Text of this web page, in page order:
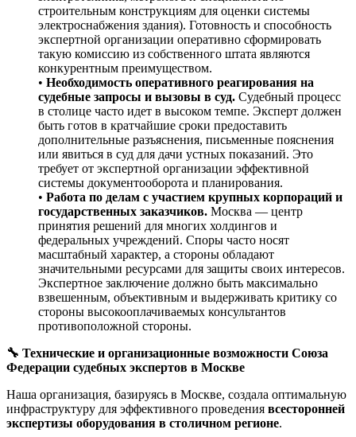
строительным конструкциям для оценки системы
электроснабжения здания). Готовность и способность
экспертной организации оперативно сформировать
такую комиссию из собственного штата являются
конкурентным преимуществом.
• Необходимость оперативного реагирования на
судебные запросы и вызовы в суд. Судебный процесс
в столице часто идет в высоком темпе. Эксперт должен
быть готов в кратчайшие сроки предоставить
дополнительные разъяснения, письменные пояснения
или явиться в суд для дачи устных показаний. Это
требует от экспертной организации эффективной
системы документооборота и планирования.
• Работа по делам с участием крупных корпораций и
государственных заказчиков. Москва — центр
принятия решений для многих холдингов и
федеральных учреждений. Споры часто носят
масштабный характер, а стороны обладают
значительными ресурсами для защиты своих интересов.
Экспертное заключение должно быть максимально
взвешенным, объективным и выдерживать критику со
стороны высокооплачиваемых консультантов
противоположной стороны.
🔧 Технические и организационные возможности Союза
Федерации судебных экспертов в Москве
Наша организация, базируясь в Москве, создала оптимальную
инфраструктуру для эффективного проведения всесторонней
экспертизы оборудования в столичном регионе.